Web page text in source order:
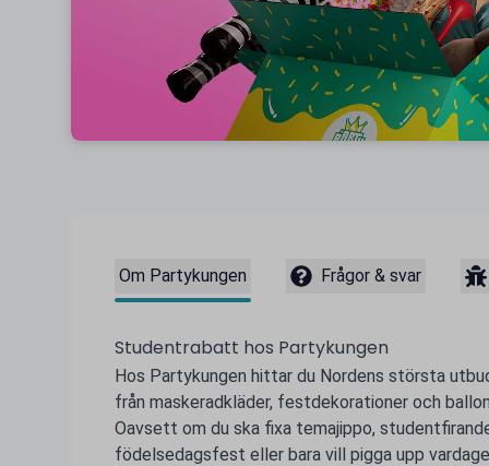
Om Partykungen Frågor & svar
Studentrabatt hos Partykungen
Hos Partykungen hittar du Nordens största
från maskeradkläder, festdekorationer och
Oavsett om du ska fixa temajippo,
födelsedagsfest eller bara vill pigga upp